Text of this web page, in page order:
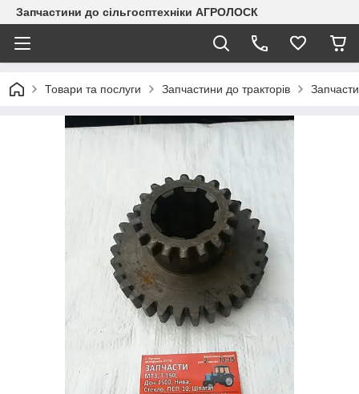
Запчастини до сільгосптехніки АГРОЛОСК
Товари та послуги Запчастини до тракторів